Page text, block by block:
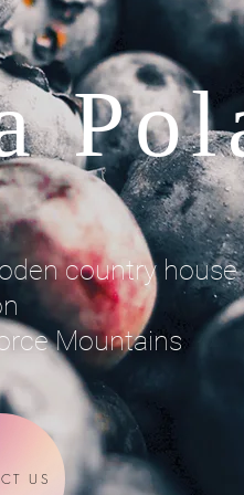
country house
Mountains
US